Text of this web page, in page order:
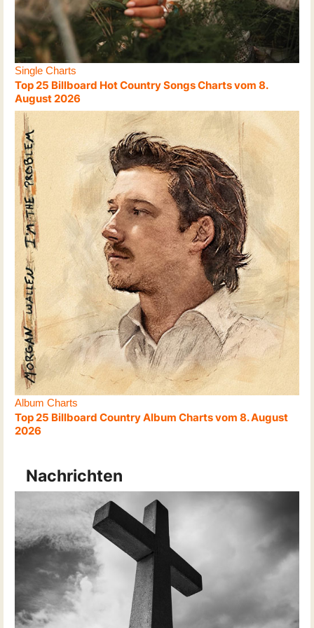
Single Charts
Top 25 Billboard Hot Country Songs Charts vom 8.
August 2026
Album Charts
Top 25 Billboard Country Album Charts vom 8. August
2026
Nachrichten